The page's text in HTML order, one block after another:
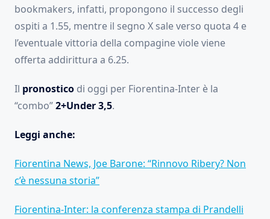
bookmakers, infatti, propongono il successo degli
ospiti a 1.55, mentre il segno X sale verso quota 4 e
l’eventuale vittoria della compagine viole viene
offerta addirittura a 6.25.
Il pronostico di oggi per Fiorentina-Inter è la
“combo”2+Under 3,5.
Leggi anche:
Fiorentina News, Joe Barone: “Rinnovo Ribery? Non
c’è nessuna storia”
Fiorentina-Inter: la conferenza stampa di Prandelli